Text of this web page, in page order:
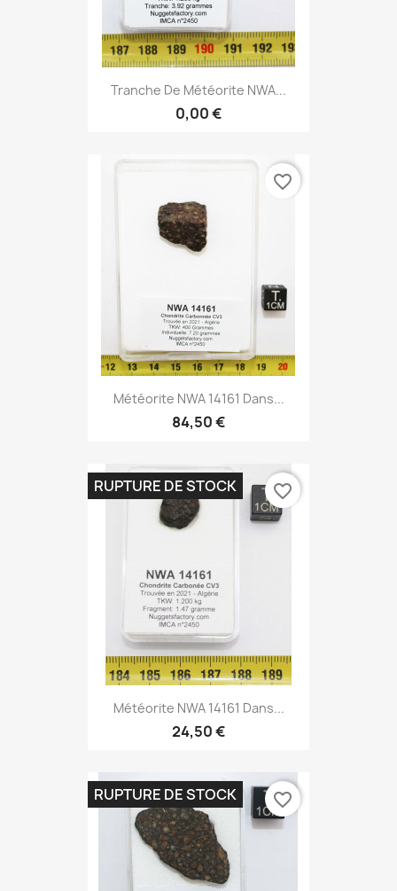
Tranche De Météorite NWA...
0,00 €
Météorite NWA 14161 Dans...
84,50 €
favorite_border
Météorite NWA 14161 Dans...
24,50 €
RUPTURE DE STOCK favorite_border
RUPTURE DE STOCK favorite_border